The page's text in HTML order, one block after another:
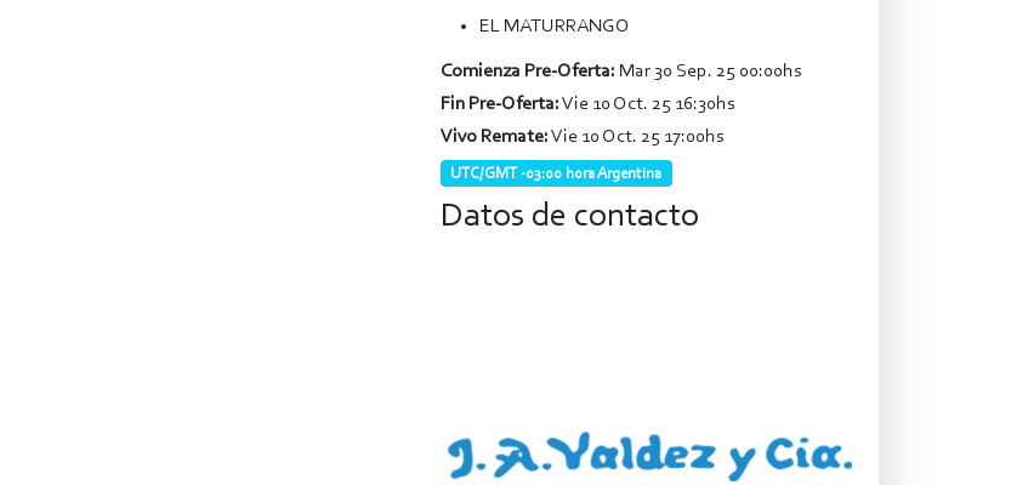
EL MATURRANGO
Comienza Pre-Oferta: Mar 30 Sep. 25 00:00hs
Fin Pre-Oferta:Vie 10 Oct. 25 16:30hs
Vivo Remate:Vie 10 Oct. 25 17:00hs
UTC/GMT -03:00 hora Argentina
Datos de contacto